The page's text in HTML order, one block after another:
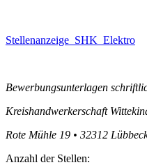
Stellenanzeige_SHK_Elektro
Bewerbungsunterlagen
Kreishandwerkerschaft
Rote Mühle 19 • 32312
Anzahl der Stellen: